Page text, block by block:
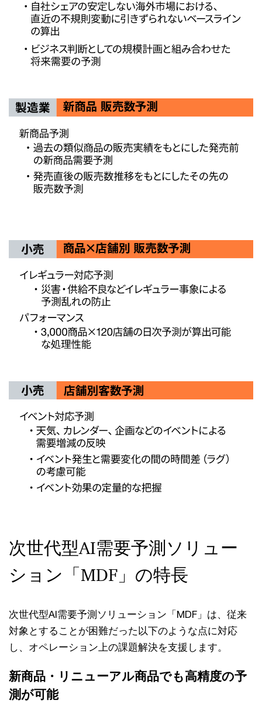
次世代型AI需要予測ソリュー
ション「MDF」の特長
次世代型AI需要予測ソリューション「MDF」は、従来
対象とすることが困難だった以下のような点に対応
し、オペレーション上の課題解決を支援します。
新商品・リニューアル商品でも高精度の予
測が可能